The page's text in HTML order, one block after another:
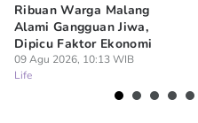
Ribuan Warga Malang
Alami Gangguan Jiwa,
Dipicu Faktor Ekonomi
09 Agu 2026, 10:13 WIB
Life